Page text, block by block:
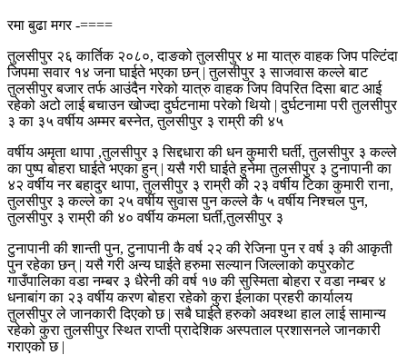
रमा बुढा मगर -====
तुलसीपुर २६ कार्तिक २०८०, दाङको तुलसीपुर ४ मा यात्रु वाहक जिप पल्टिंदा
जिपमा सवार १४ जना घाईते भएका छन् | तुलसीपुर ३ साजवास कल्ले बाट
तुलसीपुर बजार तर्फ आउंदैन गरेको यात्रु वाहक जिप विपरित दिसा बाट आई
रहेको अटो लाई बचाउन खोज्दा दुर्घटनामा परेको थियो | दुर्घटनामा परी तुलसीपुर
३ का ३५ वर्षीय अम्मर बस्नेत, तुलसीपुर ३ राम्री की ४५
वर्षीय अमृता थापा ,तुलसीपुर ३ सिद्दधारा की धन कुमारी घर्ती, तुलसीपुर ३ कल्ले
का पुष्प बोहरा घाईते भएका हुन् | यसै गरी घाईते हुनेमा तुलसीपुर ३ टुनापानी का
४२ वर्षीय नर बहादुर थापा, तुलसीपुर ३ राम्री की २३ वर्षीय टिका कुमारी राना,
तुलसीपुर ३ कल्ले का २५ वर्षीय सुवास पुन कल्ले कै ५ वर्षीय निश्चल पुन,
तुलसीपुर ३ राम्री की ४० वर्षीय कमला घर्ती,तुलसीपुर ३
टुनापानी की शान्ती पुन, टुनापानी कै वर्ष २२ की रेजिना पुन र वर्ष ३ की आकृती
पुन रहेका छन् | यसै गरी अन्य घाईते हरुमा सल्यान जिल्लाको कपुरकोट
गाउँपालिका वडा नम्बर ३ धैरेनी की वर्ष १७ की सुस्मिता बोहरा र वडा नम्बर ४
धनाबांग का २३ वर्षीय करण बोहरा रहेको कुरा ईलाका प्रहरी कार्यालय
तुलसीपुर ले जानकारी दिएको छ | सबै घाईते हरुको अवश्था हाल लाई सामान्य
रहेको कुरा तुलसीपुर स्थित राप्ती प्रादेशिक अस्पताल प्रशासनले जानकारी
गराएको छ |